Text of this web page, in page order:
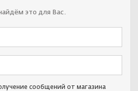
это для Вас.
сообщений от магазина